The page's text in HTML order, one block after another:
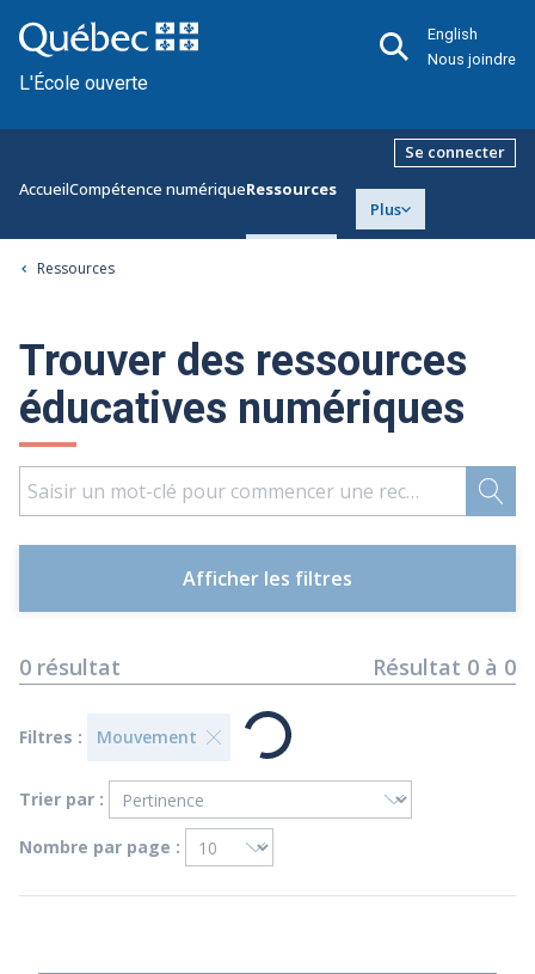
L'École ouverte
English
Nous joindre
AccueilCompétence numériqueRessources
Plus
Se connecter
Ressources
Trouver des ressources
éducatives numériques
Afficher les filtres
0 résultat Résultat 0 à 0
Filtres : Mouvement
Trier par :
Nombre par page :